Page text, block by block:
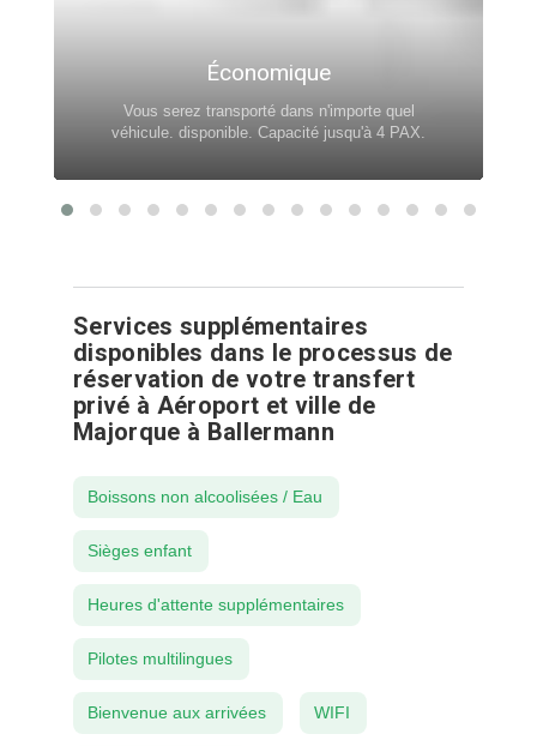
Économique
Vous serez transporté dans n'importe quel
véhicule. disponible. Capacité jusqu'à 4 PAX.
Services supplémentaires
disponibles dans le processus de
réservation de votre transfert
privé à Aéroport et ville de
Majorque à Ballermann
Boissons non alcoolisées / Eau
Sièges enfant
Heures d'attente supplémentaires
Pilotes multilingues
Bienvenue aux arrivées WIFI